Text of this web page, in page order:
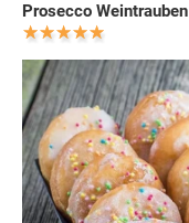
Prosecco Weintrauben